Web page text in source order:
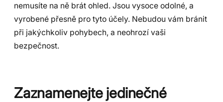
nemusíte na ně brát ohled. Jsou vysoce odolné, a
vyrobené přesně pro tyto účely. Nebudou vám bránit
při jakýchkoliv pohybech, a neohrozí vaši
bezpečnost.
Zaznamenejte jedinečné